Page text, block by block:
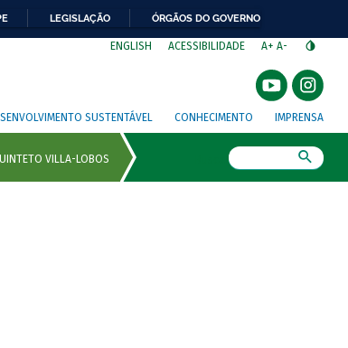
LEGISLAÇÃO ÓRGÃOS DO GOVERNO
ENGLISH ACESSIBILIDADE A+ A-
SUSTENTÁVEL CONHECIMENTO IMPRENSA